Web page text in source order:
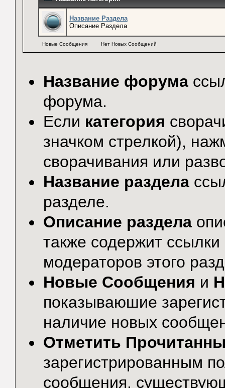
Название Раздела
Описание Раздела
Новые Сообщения Нет Новых Сообщений
Название форума
форума.
Если категория
значком стрелкой),
сворачивания или
Название раздела
разделе.
Описание раздела
также содержит
модераторов этого
Новые Сообщения и
показываюшие
наличие новых
Отметить
зарегистрированным
сообщения,